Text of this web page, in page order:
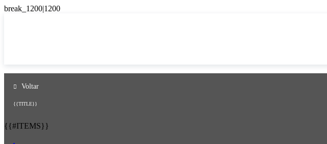
Voltar
{{TITLE}}
{{#ITEMS}}